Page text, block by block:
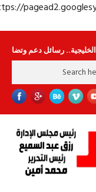
https://
دعم وتضامن للأشقاء